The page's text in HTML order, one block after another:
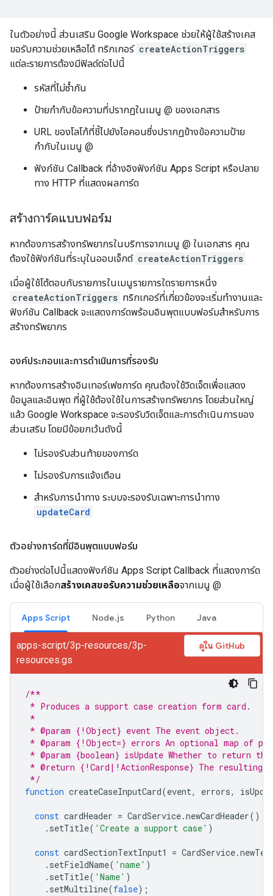
ในตัวอย่างนี้ ส่วนเสริม Google Workspace ช่วยให้ผู้ใช้สร้างเคส
ขอรับความช่วยเหลือได้ ทริกเกอร์ createActionTriggers
แต่ละรายการต้องมีฟิลด์ต่อไปนี้
รหัสที่ไม่ซ้ำกัน
ป้ายกำกับข้อความที่ปรากฏในเมนู @ ของเอกสาร
URL ของโลโก้ที่ชี้ไปยังไอคอนซึ่งปรากฏข้างข้อความป้าย
กำกับในเมนู @
ฟังก์ชัน Callback ที่อ้างอิงฟังก์ชัน Apps Script หรือปลาย
ทาง HTTP ที่แสดงผลการ์ด
สร้างการ์ดแบบฟอร์ม
หากต้องการสร้างทรัพยากรในบริการจากเมนู @ ในเอกสาร คุณ
ต้องใช้ฟังก์ชันที่ระบุในออบเจ็กต์ createActionTriggers
เมื่อผู้ใช้โต้ตอบกับรายการในเมนูรายการใดรายการหนึ่ง
createActionTriggers ทริกเกอร์ที่เกี่ยวข้องจะเริ่มทำงานและ
ฟังก์ชัน Callback จะแสดงการ์ดพร้อมอินพุตแบบฟอร์มสำหรับการ
สร้างทรัพยากร
องค์ประกอบและการดำเนินการที่รองรับ
หากต้องการสร้างอินเทอร์เฟซการ์ด คุณต้องใช้วิดเจ็ตเพื่อแสดง
ข้อมูลและอินพุต ที่ผู้ใช้ต้องใช้ในการสร้างทรัพยากร โดยส่วนใหญ่
แล้ว Google Workspace จะรองรับวิดเจ็ตและการดำเนินการของ
ส่วนเสริม โดยมีข้อยกเว้นดังนี้
ไม่รองรับส่วนท้ายของการ์ด
ไม่รองรับการแจ้งเตือน
สำหรับการนำทาง ระบบจะรองรับเฉพาะการนำทาง
updateCard
ตัวอย่างการ์ดที่มีอินพุตแบบฟอร์ม
ตัวอย่างต่อไปนี้แสดงฟังก์ชัน Apps Script Callback ที่แสดงการ์ด
เมื่อผู้ใช้เลือกสร้างเคสขอรับความช่วยเหลือจากเมนู @
Apps Script Node.js Python Java
apps-script/3p-resources/3p-
resources.gs
ดูใน GitHub
/**
* Produces a support case creation form card.
*
* @param {!Object} event The event object.
* @param {!Object=} errors An optional map of
* @param {boolean} isUpdate Whether to return
* @return {!Card|!ActionResponse} The resulting
*/
function createCaseInputCard(event, errors,
const cardHeader = CardService.newCardHeader()
. setTitle( 'Create a support case' )
const cardSectionTextInput1 = CardService.
. setFieldName( 'name' )
. setTitle( 'Name' )
. setMultiline(false);